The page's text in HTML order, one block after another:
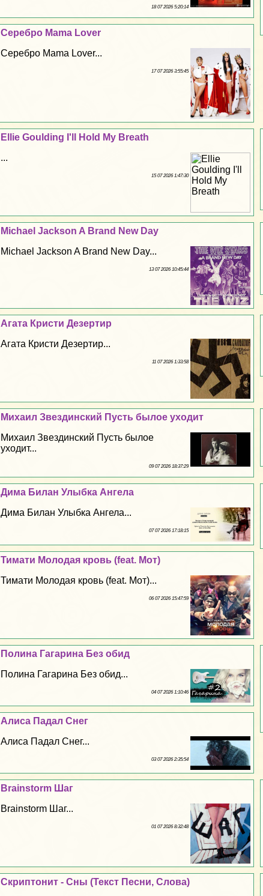
18 07 2026 5:20:14
Серебро Mama Lover
Серебро Mama Lover...
17 07 2026 3:55:45
Ellie Goulding I'll Hold My Breath
...
15 07 2026 1:47:30
Michael Jackson A Brand New Day
Michael Jackson A Brand New Day...
13 07 2026 10:45:44
Агата Кристи Дезертир
Агата Кристи Дезертир...
11 07 2026 1:33:58
Михаил Звездинский Пусть былое уходит
Михаил Звездинский Пусть былое
уходит...
09 07 2026 18:37:29
Дима Билан Улыбка Ангела
Дима Билан Улыбка Ангела...
07 07 2026 17:18:15
Тимати Молодая кровь (feat. Мот)
Тимати Молодая кровь (feat. Мот)...
06 07 2026 15:47:59
Полина Гагарина Без обид
Полина Гагарина Без обид...
04 07 2026 1:10:46
Алиса Падал Снег
Алиса Падал Снег...
03 07 2026 2:35:54
Brainstorm Шаг
Brainstorm Шаг...
01 07 2026 8:32:48
Скриптонит - Сны (Текст Песни, Слова)